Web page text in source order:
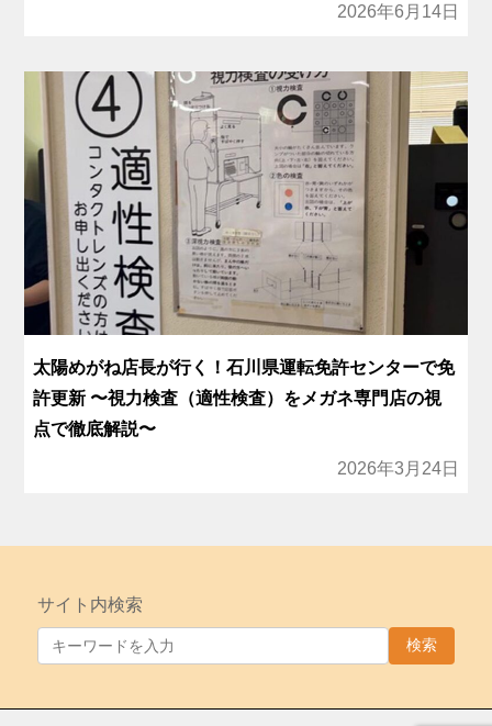
2026年6月14日
太陽めがね店長が行く！石川県運転免許センターで免
許更新 〜視力検査（適性検査）をメガネ専門店の視
点で徹底解説〜
2026年3月24日
サイト内検索
検索